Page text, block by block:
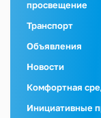
просвещение
Транспорт
Объявления
Новости
Комфортная
Инициативные